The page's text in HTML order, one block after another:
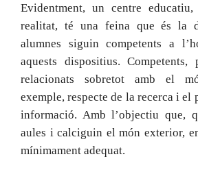
Evidentment, un centre educatiu,
realitat, té una feina que és la
alumnes siguin competents a
aquests dispositius. Competents,
relacionats sobretot amb el
exemple, respecte de la recerca i el
informació. Amb l’objectiu que,
aules i calciguin el món exterior,
mínimament adequat.